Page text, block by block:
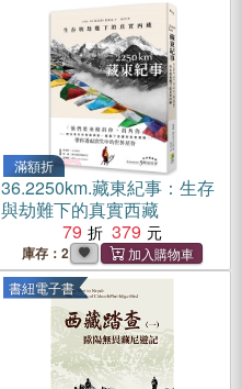
滿額折
36.2250km.藏東紀事：生存
與劫難下的真實西藏
79
379
庫存：2
書紐電子書